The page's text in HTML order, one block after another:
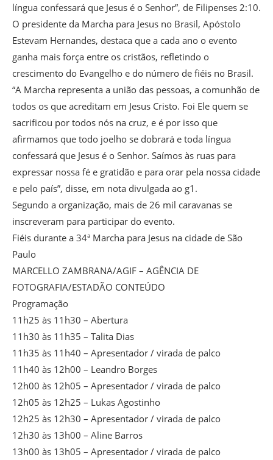
língua confessará que Jesus é o Senhor”, de Filipenses 2:10.
O presidente da Marcha para Jesus no Brasil, Apóstolo
Estevam Hernandes, destaca que a cada ano o evento
ganha mais força entre os cristãos, refletindo o
crescimento do Evangelho e do número de fiéis no Brasil.
“A Marcha representa a união das pessoas, a comunhão de
todos os que acreditam em Jesus Cristo. Foi Ele quem se
sacrificou por todos nós na cruz, e é por isso que
afirmamos que todo joelho se dobrará e toda língua
confessará que Jesus é o Senhor. Saímos às ruas para
expressar nossa fé e gratidão e para orar pela nossa cidade
e pelo país”, disse, em nota divulgada ao g1.
Segundo a organização, mais de 26 mil caravanas se
inscreveram para participar do evento.
Fiéis durante a 34ª Marcha para Jesus na cidade de São
Paulo
MARCELLO ZAMBRANA/AGIF – AGÊNCIA DE
FOTOGRAFIA/ESTADÃO CONTEÚDO
Programação
11h25 às 11h30 – Abertura
11h30 às 11h35 – Talita Dias
11h35 às 11h40 – Apresentador / virada de palco
11h40 às 12h00 – Leandro Borges
12h00 às 12h05 – Apresentador / virada de palco
12h05 às 12h25 – Lukas Agostinho
12h25 às 12h30 – Apresentador / virada de palco
12h30 às 13h00 – Aline Barros
13h00 às 13h05 – Apresentador / virada de palco